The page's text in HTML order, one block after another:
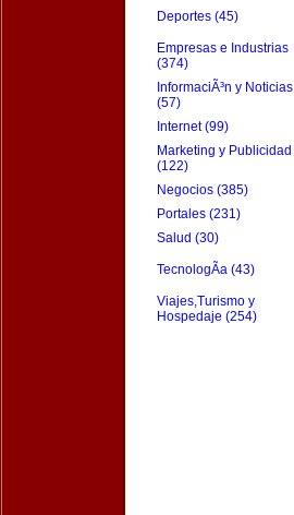
Deportes (45)
Empresas e Industrias
(374)
InformaciÃ³n y Noticias
(57)
Internet (99)
Marketing y Publicidad
(122)
Negocios (385)
Portales (231)
Salud (30)
TecnologÃ­a (43)
Viajes,Turismo y
Hospedaje (254)